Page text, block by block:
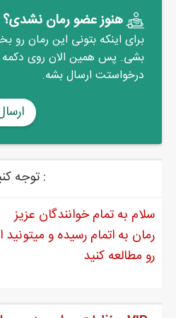
- صداتو که کل محل دارن، تو
سرش رو بالا آورد و با تعجب یه
دوباره به من انداخت و گوشی رو
- بگو این خفاش شب روی پشت بوم
همون لحظه سنگ رو محکم طرفش
بدوه تو خونه اما چون در خونه
چند قدمی عقب اومد؛ همون لحظه
محکم با نشیمن‌گاه روی زمین فرود
با زور جلوی خنده‌ام رو گرفتم و
زمزمه کردم: به جای من خدا زد؛ حقته،
نکنی.
از درد وسط کوچه دراز کشید و
هنوز عضو رمان نشدی؟
برای اینکه بتونی این رمان رو
بشی. پس همین الان روی دکمه
درخواستت ارسال بشه.
توجه کنید :
سلام به تمام خوانندگان عزیز
رمان به اتمام رسیده و
رو مطالعه کنید